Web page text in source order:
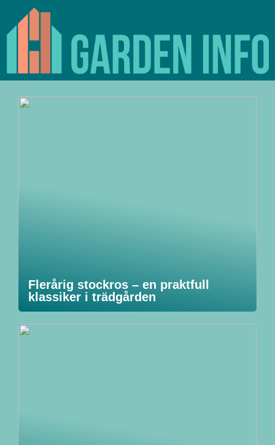
Flerårig stockros – en praktfull
klassiker i trädgården